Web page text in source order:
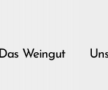
Das Weingut